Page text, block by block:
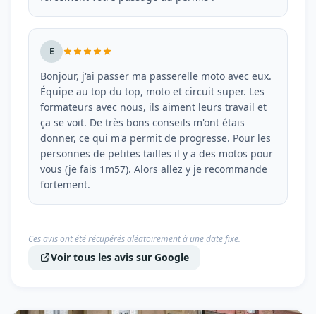
E
Bonjour, j'ai passer ma passerelle moto avec eux.
Équipe au top du top, moto et circuit super. Les
formateurs avec nous, ils aiment leurs travail et
ça se voit. De très bons conseils m'ont étais
donner, ce qui m'a permit de progresse. Pour les
personnes de petites tailles il y a des motos pour
vous (je fais 1m57). Alors allez y je recommande
fortement.
Ces avis ont été récupérés aléatoirement à une date fixe.
Voir tous les avis sur Google